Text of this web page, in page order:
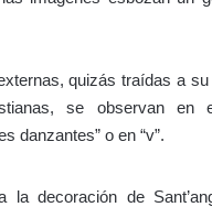
quizás traídas a
se observan en
danzantes” o en “v”.
la decoración de